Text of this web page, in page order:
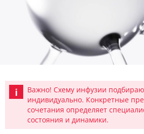
Важно! Схему инфузии
индивидуально. Конкретные
сочетания определяет
состояния и динамики.